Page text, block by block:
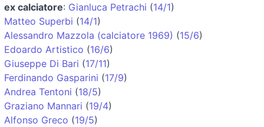
ex calciatore: Gianluca Petrachi (14/1)
Matteo Superbi (14/1)
Alessandro Mazzola (calciatore 1969) (15/6)
Edoardo Artistico (16/6)
Giuseppe Di Bari (17/11)
Ferdinando Gasparini (17/9)
Andrea Tentoni (18/5)
Graziano Mannari (19/4)
Alfonso Greco (19/5)